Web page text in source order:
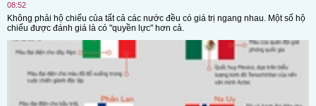
08:52
Không phải hộ chiếu của tất cả các nước đều có giá trị ngang nhau. Một số hộ
chiếu được đánh giá là có "quyền lực" hơn cả.